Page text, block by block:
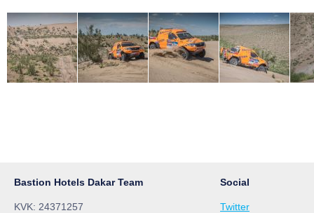
Bastion Hotels Dakar Team
KVK: 24371257
Social
Twitter